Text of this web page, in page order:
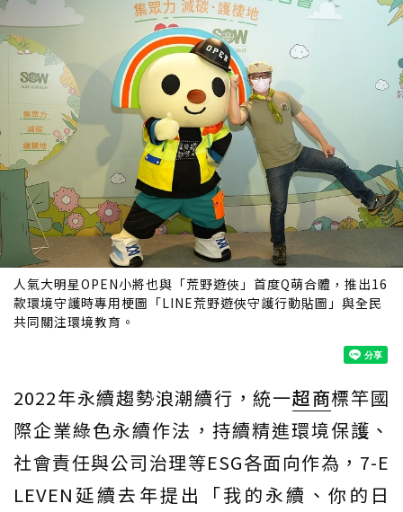
人氣大明星OPEN小將也與「荒野遊俠」首度Q萌合體，推出16
款環境守護時專用梗圖「LINE荒野遊俠守護行動貼圖」與全民
共同關注環境教育。
2022年永續趨勢浪潮續行，統一超商標竿國
際企業綠色永續作法，持續精進環境保護、
社會責任與公司治理等ESG各面向作為，7-E
LEVEN延續去年提出「我的永續、你的日